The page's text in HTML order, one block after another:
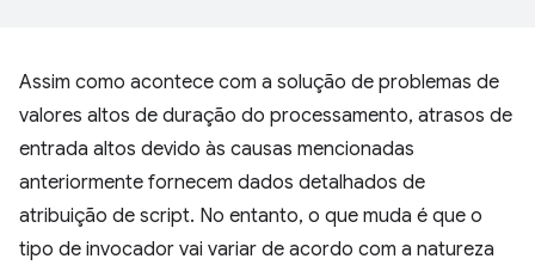
Assim como acontece com a solução de problemas de
valores altos de duração do processamento, atrasos de
entrada altos devido às causas mencionadas
anteriormente fornecem dados detalhados de
atribuição de script. No entanto, o que muda é que o
tipo de invocador vai variar de acordo com a natureza